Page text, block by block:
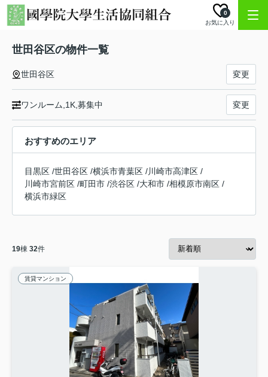
お気に入り
0
世田谷区の物件一覧
世田谷区 変更
ワンルーム,1K,募集中 変更
おすすめのエリア
目黒区 /世田谷区 /横浜市青葉区 /川崎市高津区 /
川崎市宮前区 /町田市 /渋谷区 /大和市 /相模原市南区 /
横浜市緑区
19棟 32件
賃貸マンション